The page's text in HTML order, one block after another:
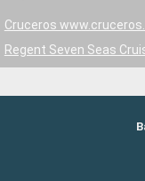
Cruceros
Regent Seven Seas